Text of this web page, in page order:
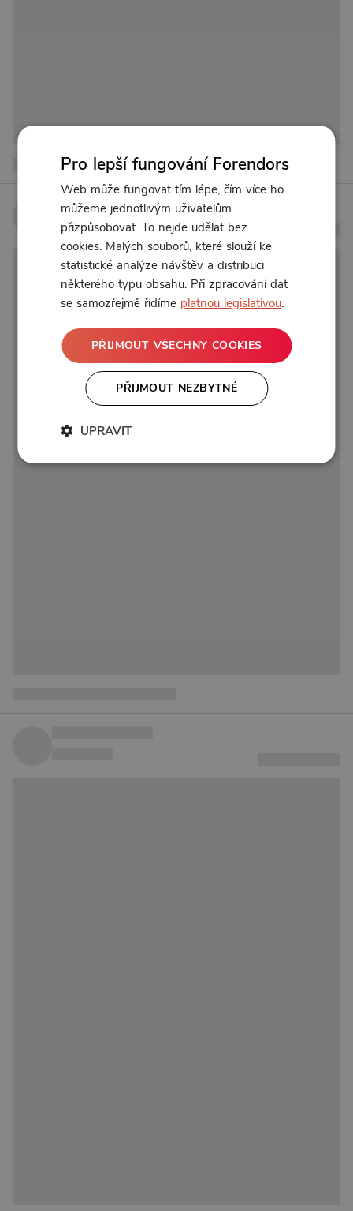
Pro lepší fungování Forendors
Web může fungovat tím lépe, čím více ho
můžeme jednotlivým uživatelům
přizpůsobovat. To nejde udělat bez
cookies. Malých souborů, které slouží ke
statistické analýze návštěv a distribuci
některého typu obsahu. Při zpracování dat
se samozřejmě řídíme platnou legislativou.
PŘIJMOUT VŠECHNY COOKIES
PŘIJMOUT NEZBYTNÉ
UPRAVIT